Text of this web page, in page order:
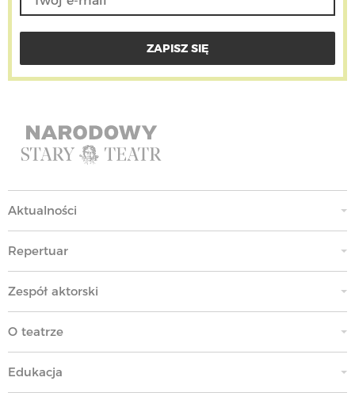
Aktualności
Repertuar
Zespół aktorski
O teatrze
Edukacja